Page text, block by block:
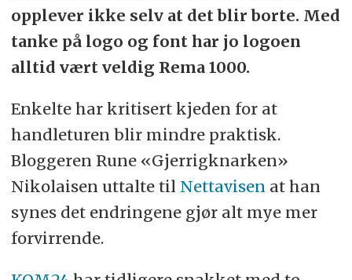
opplever ikke selv at det blir borte. Med
tanke på logo og font har jo logoen
alltid vært veldig Rema 1000.
Enkelte har kritisert kjeden for at
handleturen blir mindre praktisk.
Bloggeren Rune «Gjerrigknarken»
Nikolaisen uttalte til Nettavisen at han
synes det endringene gjør alt mye mer
forvirrende.